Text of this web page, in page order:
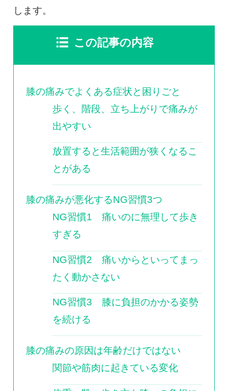
します。
この記事の内容
膝の痛みでよくある症状と困りごと
歩く、階段、立ち上がりで痛みが
出やすい
放置すると生活範囲が狭くなるこ
とがある
膝の痛みが悪化するNG習慣3つ
NG習慣1 痛いのに無理して歩き
すぎる
NG習慣2 痛いからといってまっ
たく動かさない
NG習慣3 膝に負担のかかる姿勢
を続ける
膝の痛みの原因は年齢だけではない
関節や筋肉に起きている変化